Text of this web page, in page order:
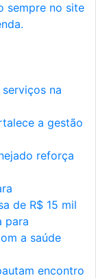
sempre no site
na
a gestão
reforça
de R$ 15 mil
para
a saúde
encontro